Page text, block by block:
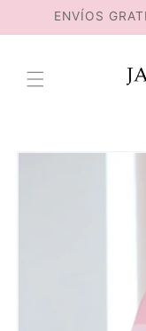
directamente
al contenido
ENVÍOS
directamente